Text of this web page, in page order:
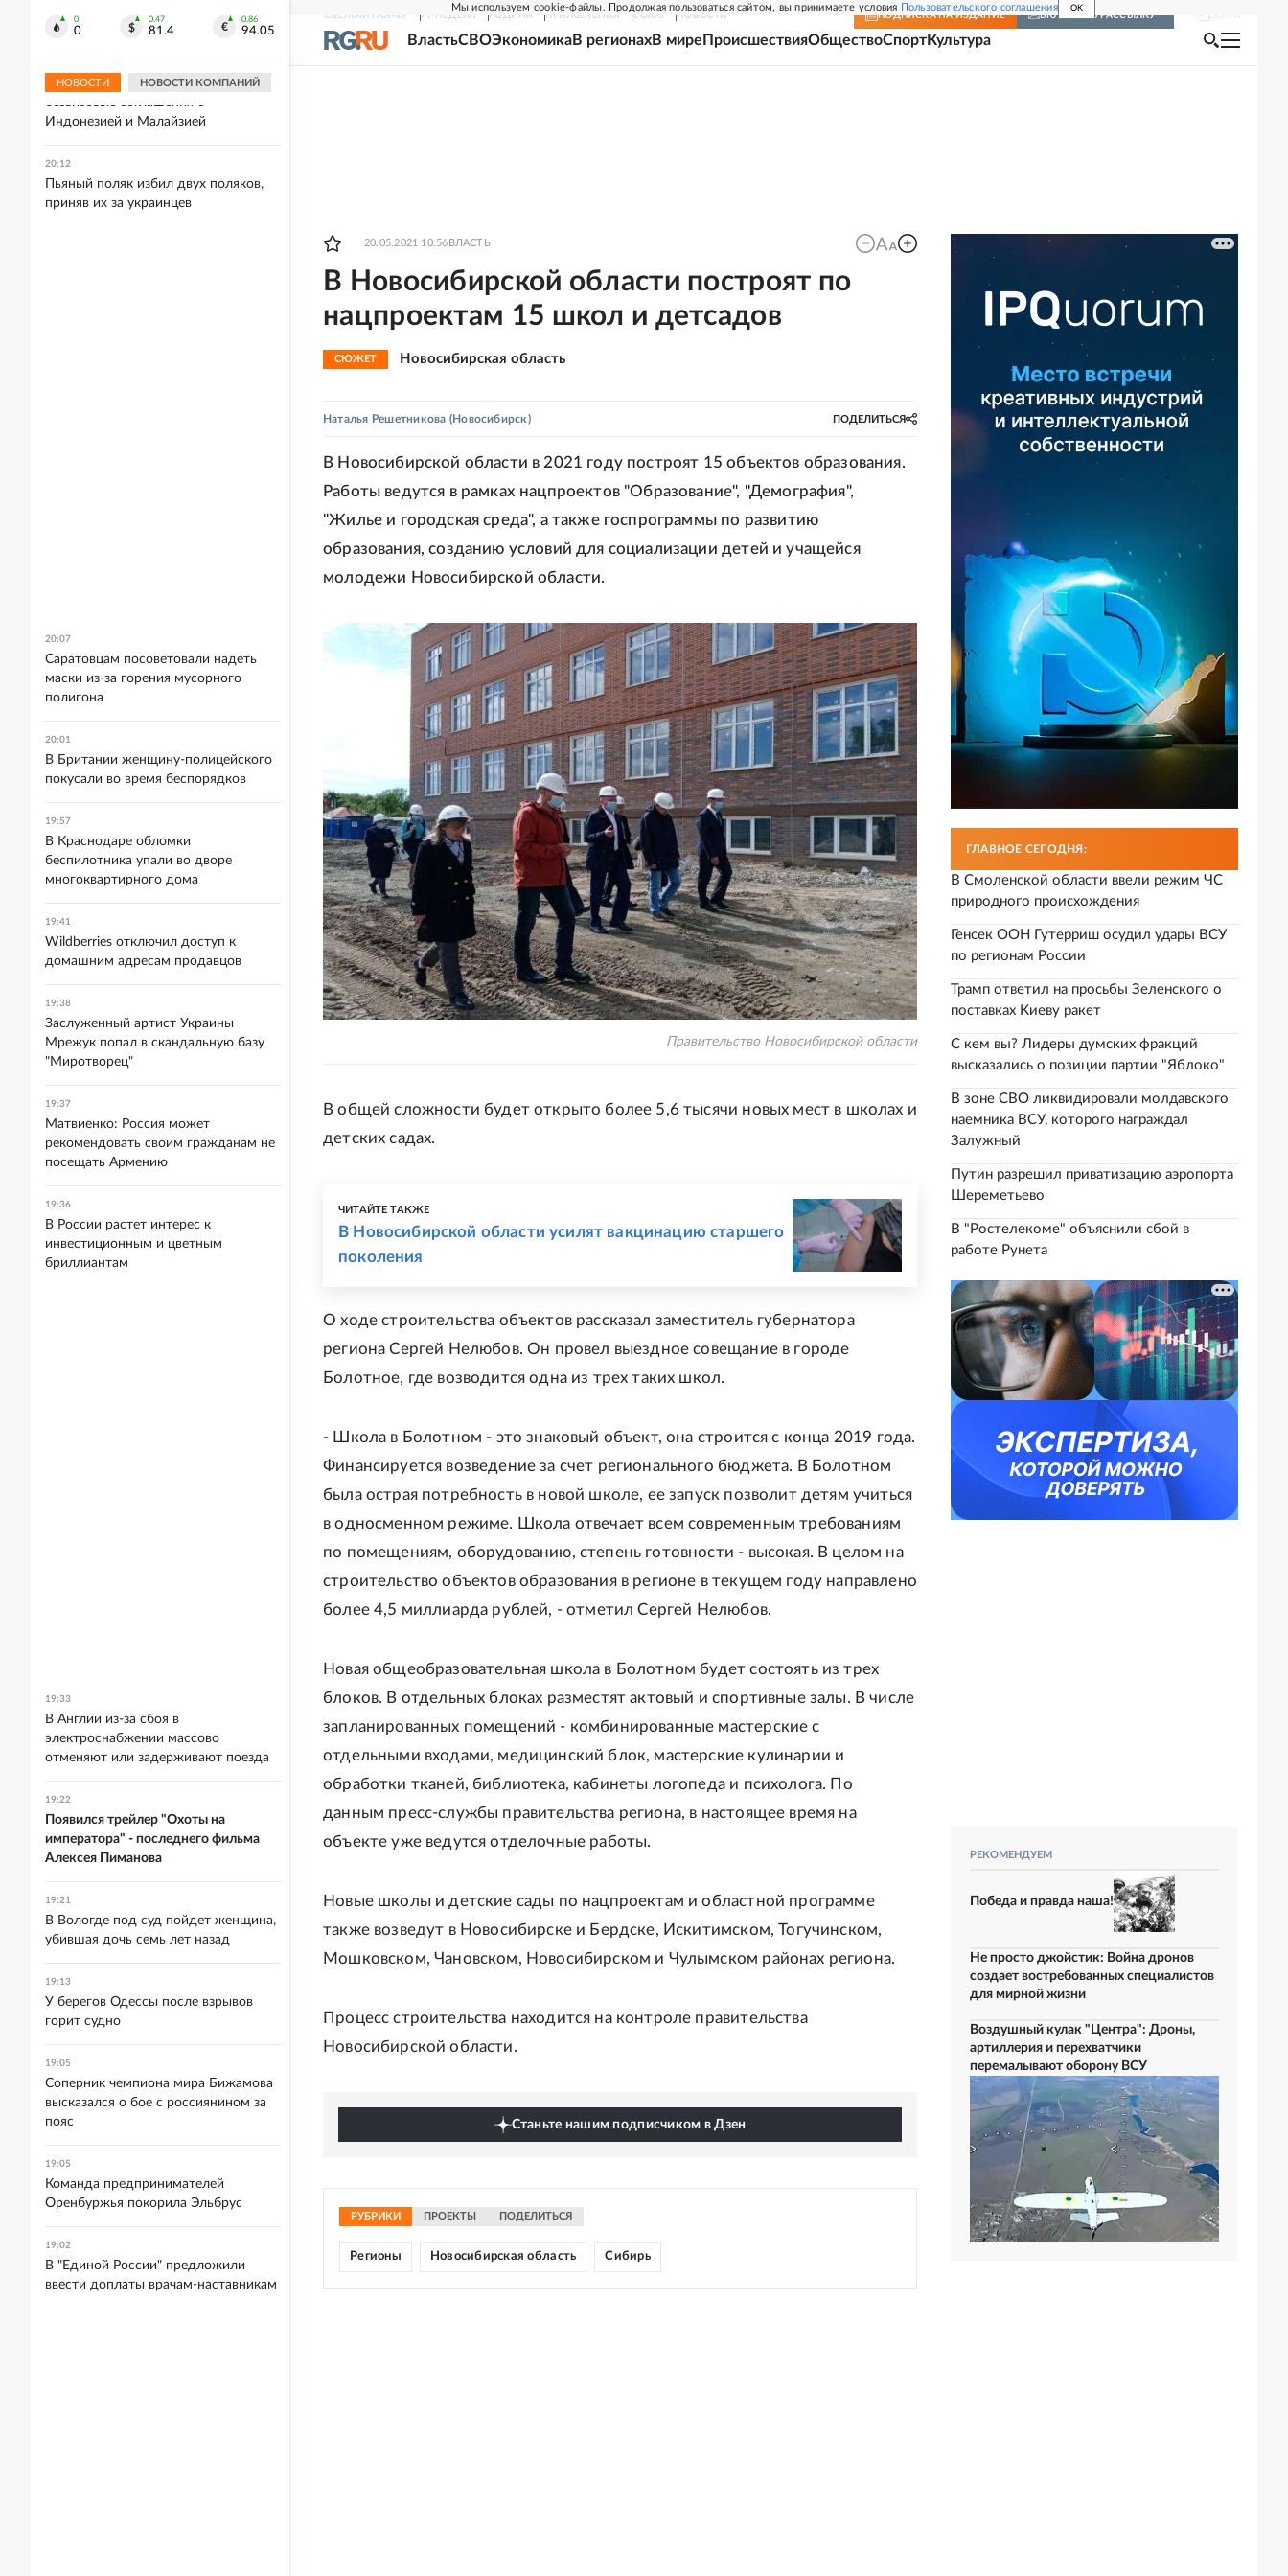
Мы используем cookie-файлы. Продолжая пользоваться сайтом, вы принимаете условия Пользовательского соглашения OK
СВЕЖИЙ НОМЕР РГ-НЕДЕЛЯ РОДИНА ПРИЛОЖЕНИЯ СОЮЗ НОВОСТИ ПОДПИСКА НА ИЗДАНИЕ ВКЛЮЧИТЬ РАССЫЛКУ
ВластьСВОЭкономикаВ регионахВ мире ПроисшествияОбществоСпортКультура
20.05.2021 10:56 ВЛАСТЬ
В Новосибирской области построят по
нацпроектам 15 школ и детсадов
СЮЖЕТ Новосибирская область
Наталья Решетникова (Новосибирск) ПОДЕЛИТЬСЯ
В Новосибирской области в 2021 году построят 15 объектов образования.
Работы ведутся в рамках нацпроектов "Образование", "Демография",
"Жилье и городская среда", а также госпрограммы по развитию
образования, созданию условий для социализации детей и учащейся
молодежи Новосибирской области.
Правительство Новосибирской области
В общей сложности будет открыто более 5,6 тысячи новых мест в школах и
детских садах.
ЧИТАЙТЕ ТАКЖЕ
В Новосибирской области усилят вакцинацию старшего
поколения
О ходе строительства объектов рассказал заместитель губернатора
региона Сергей Нелюбов. Он провел выездное совещание в городе
Болотное, где возводится одна из трех таких школ.
- Школа в Болотном - это знаковый объект, она строится с конца 2019 года.
Финансируется возведение за счет регионального бюджета. В Болотном
была острая потребность в новой школе, ее запуск позволит детям учиться
в односменном режиме. Школа отвечает всем современным требованиям
по помещениям, оборудованию, степень готовности - высокая. В целом на
строительство объектов образования в регионе в текущем году направлено
более 4,5 миллиарда рублей, - отметил Сергей Нелюбов.
Новая общеобразовательная школа в Болотном будет состоять из трех
блоков. В отдельных блоках разместят актовый и спортивные залы. В числе
запланированных помещений - комбинированные мастерские с
отдельными входами, медицинский блок, мастерские кулинарии и
обработки тканей, библиотека, кабинеты логопеда и психолога. По
данным пресс-службы правительства региона, в настоящее время на
объекте уже ведутся отделочные работы.
Новые школы и детские сады по нацпроектам и областной программе
также возведут в Новосибирске и Бердске, Искитимском, Тогучинском,
Мошковском, Чановском, Новосибирском и Чулымском районах региона.
Процесс строительства находится на контроле правительства
Новосибирской области.
Станьте нашим подписчиком в Дзен
РУБРИКИ ПРОЕКТЫ ПОДЕЛИТЬСЯ
Регионы Новосибирская область Сибирь
ГЛАВНОЕ СЕГОДНЯ:
В Смоленской области ввели режим ЧС
природного происхождения
Генсек ООН Гутерриш осудил удары ВСУ
по регионам России
Трамп ответил на просьбы Зеленского о
поставках Киеву ракет
С кем вы? Лидеры думских фракций
высказались о позиции партии "Яблоко"
В зоне СВО ликвидировали молдавского
наемника ВСУ, которого награждал
Залужный
Путин разрешил приватизацию аэропорта
Шереметьево
В "Ростелекоме" объяснили сбой в
работе Рунета
РЕКОМЕНДУЕМ
Победа и правда наша!
Не просто джойстик: Война дронов
создает востребованных специалистов
для мирной жизни
Воздушный кулак "Центра": Дроны,
артиллерия и перехватчики
перемалывают оборону ВСУ
0
0
0.47
81.4
0.86
94.05
НОВОСТИ НОВОСТИ КОМПАНИЙ
которого награждал Залужный
МЭР: РФ рассчитывает заключить
безвизовые соглашения с
Индонезией и Малайзией
20:12
Пьяный поляк избил двух поляков,
приняв их за украинцев
20:07
Саратовцам посоветовали надеть
маски из-за горения мусорного
полигона
20:01
В Британии женщину-полицейского
покусали во время беспорядков
19:57
В Краснодаре обломки
беспилотника упали во дворе
многоквартирного дома
19:41
Wildberries отключил доступ к
домашним адресам продавцов
19:38
Заслуженный артист Украины
Мрежук попал в скандальную базу
"Миротворец"
19:37
Матвиенко: Россия может
рекомендовать своим гражданам не
посещать Армению
19:36
В России растет интерес к
инвестиционным и цветным
бриллиантам
19:33
В Англии из-за сбоя в
электроснабжении массово
отменяют или задерживают поезда
19:22
Появился трейлер "Охоты на
императора" - последнего фильма
Алексея Пиманова
19:21
В Вологде под суд пойдет женщина,
убившая дочь семь лет назад
19:13
У берегов Одессы после взрывов
горит судно
19:05
Соперник чемпиона мира Бижамова
высказался о бое с россиянином за
пояс
19:05
Команда предпринимателей
Оренбуржья покорила Эльбрус
19:02
В "Единой России" предложили
ввести доплаты врачам-наставникам